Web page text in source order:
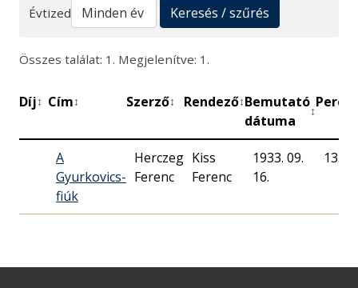
Évtized
Keresés / szűrés
Összes találat: 1. Megjelenítve: 1.
Díj↕ Cím↕ Szerző↕ Rendező↕Bemutató
dátuma
↕
Perc
A
Gyurkovics-
fiúk
Herczeg
Ferenc
Kiss
Ferenc
1933. 09.
16.
135